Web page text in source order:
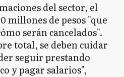
del sector, el
millones de pesos "que
serán cancelados".
total, se deben cuidar
seguir prestando
y pagar salarios",